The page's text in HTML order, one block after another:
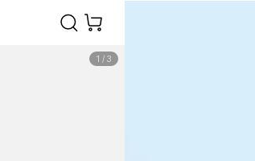
1 / 3